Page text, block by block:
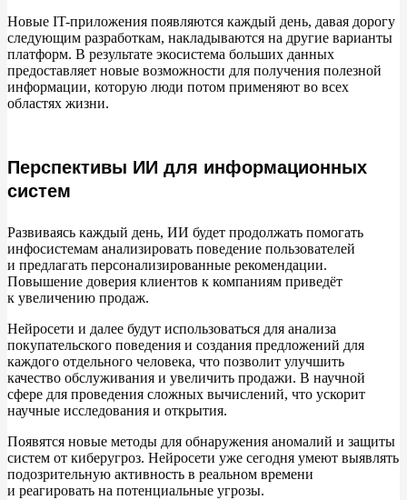
Новые IT-приложения появляются каждый день, давая дорогу
следующим разработкам, накладываются на другие варианты
платформ. В результате экосистема больших данных
предоставляет новые возможности для получения полезной
информации, которую люди потом применяют во всех
областях жизни.
Перспективы ИИ для информационных
систем
Развиваясь каждый день, ИИ будет продолжать помогать
инфосистемам анализировать поведение пользователей
и предлагать персонализированные рекомендации.
Повышение доверия клиентов к компаниям приведёт
к увеличению продаж.
Нейросети и далее будут использоваться для анализа
покупательского поведения и создания предложений для
каждого отдельного человека, что позволит улучшить
качество обслуживания и увеличить продажи. В научной
сфере для проведения сложных вычислений, что ускорит
научные исследования и открытия.
Появятся новые методы для обнаружения аномалий и защиты
систем от киберугроз. Нейросети уже сегодня умеют выявлять
подозрительную активность в реальном времени
и реагировать на потенциальные угрозы.